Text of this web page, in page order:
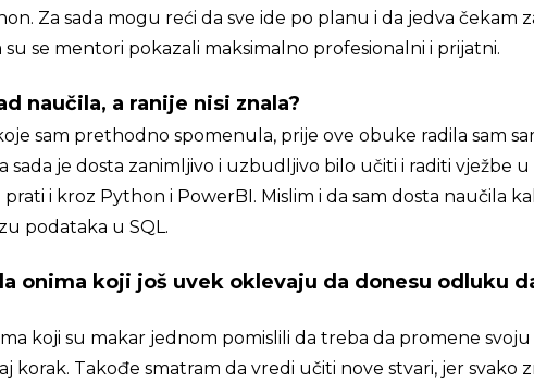
Za sada mogu reći da sve ide po planu i da jedva čekam
se mentori pokazali maksimalno profesionalni i prijatni.
naučila, a ranije nisi znala?
sam prethodno spomenula, prije ove obuke radila sam
sada je dosta zanimljivo i uzbudljivo bilo učiti i raditi vježbe u
i kroz Python i PowerBI. Mislim i da sam dosta naučila
podataka u SQL.
onima koji još uvek oklevaju da donesu odluku
koji su makar jednom pomislili da treba da promene
korak. Takođe smatram da vredi učiti nove stvari, jer svako